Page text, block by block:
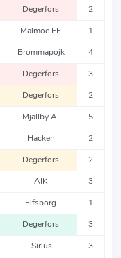
Degerfors 2
Malmoe FF 1
Brommapojk 4
Degerfors 3
Degerfors 2
Mjallby AI 5
Hacken 2
Degerfors 2
AIK 3
Elfsborg 1
Degerfors 3
Sirius 3